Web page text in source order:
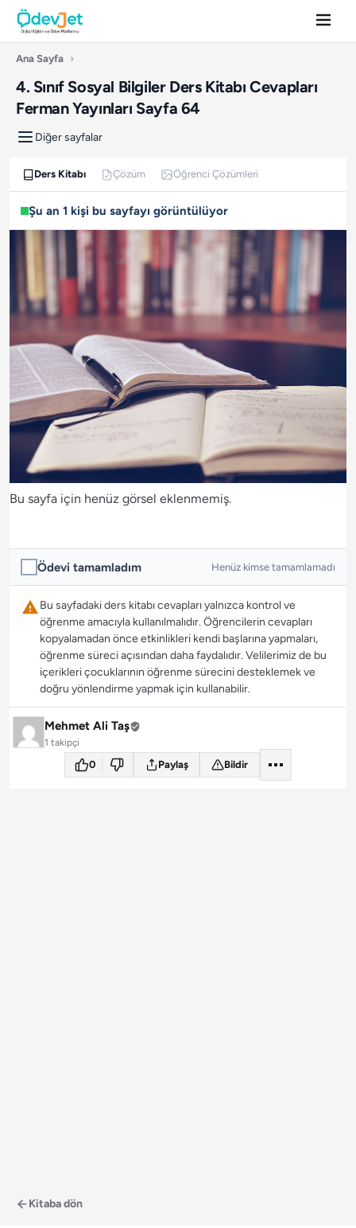
Ana Sayfa ›
4. Sınıf Sosyal Bilgiler Ders Kitabı Cevapları
Ferman Yayınları Sayfa 64
Diğer sayfalar
Ders Kitabı Çözüm Öğrenci Çözümleri
Şu an 1 kişi bu sayfayı görüntülüyor
Bu sayfa için henüz görsel eklenmemiş.
Ödevi tamamladım Henüz kimse tamamlamadı
Bu sayfadaki ders kitabı cevapları yalnızca kontrol ve
öğrenme amacıyla kullanılmalıdır. Öğrencilerin cevapları
kopyalamadan önce etkinlikleri kendi başlarına yapmaları,
öğrenme süreci açısından daha faydalıdır. Velilerimiz de bu
içerikleri çocuklarının öğrenme sürecini desteklemek ve
doğru yönlendirme yapmak için kullanabilir.
Mehmet Ali Taş
1 takipçi
0 Paylaş Bildir
Kitaba dön